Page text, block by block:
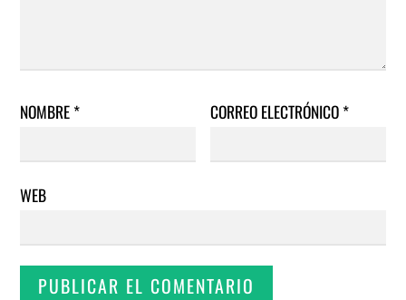
NOMBRE* CORREO ELECTRÓNICO*
WEB